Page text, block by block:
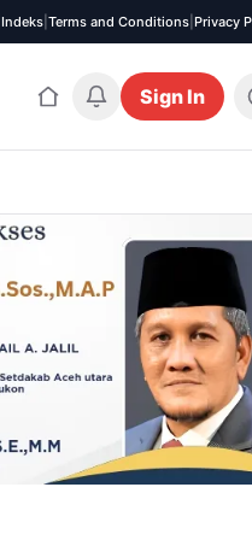
Indeks Terms and Conditions Privacy
Sign In